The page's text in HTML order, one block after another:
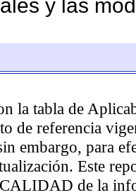
y las
la tabla de
de referencia
embargo, para
Este
de la